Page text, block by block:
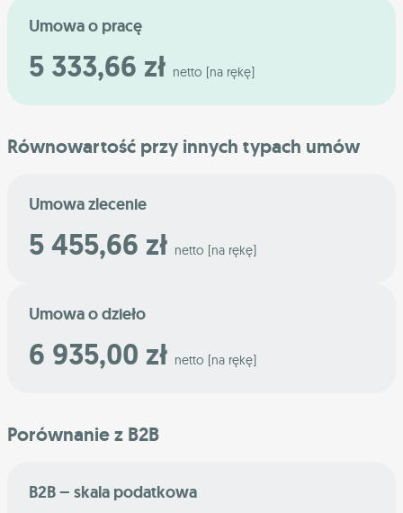
Umowa o pracę
5 333,66 zł netto [na rękę]
Równowartość przy innych typach umów
Umowa zlecenie
5 455,66 zł netto [na rękę]
Umowa o dzieło
6 935,00 zł netto [na rękę]
Porównanie z B2B
B2B – skala podatkowa